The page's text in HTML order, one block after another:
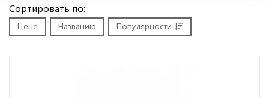
Сортировать по:
Цене Названию Популярности